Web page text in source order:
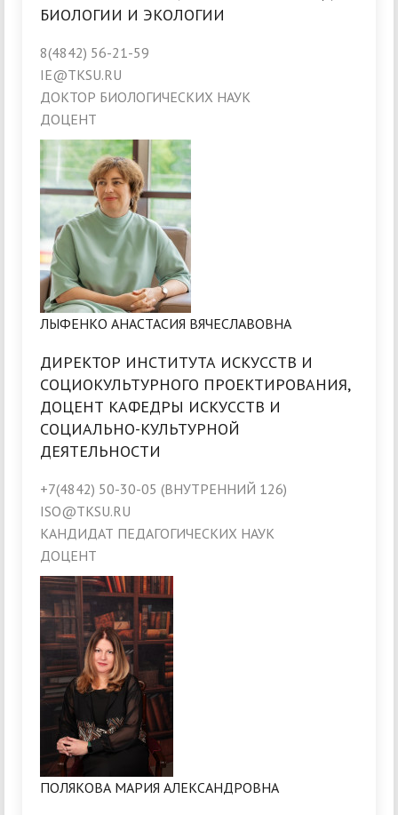
БИОЛОГИИ И ЭКОЛОГИИ
8(4842) 56-21-59
IE@TKSU.RU
ДОКТОР БИОЛОГИЧЕСКИХ НАУК
ДОЦЕНТ
ЛЫФЕНКО АНАСТАСИЯ ВЯЧЕСЛАВОВНА
ДИРЕКТОР ИНСТИТУТА ИСКУССТВ И
СОЦИОКУЛЬТУРНОГО ПРОЕКТИРОВАНИЯ,
ДОЦЕНТ КАФЕДРЫ ИСКУССТВ И
СОЦИАЛЬНО-КУЛЬТУРНОЙ
ДЕЯТЕЛЬНОСТИ
+7(4842) 50-30-05 (ВНУТРЕННИЙ 126)
ISO@TKSU.RU
КАНДИДАТ ПЕДАГОГИЧЕСКИХ НАУК
ДОЦЕНТ
ПОЛЯКОВА МАРИЯ АЛЕКСАНДРОВНА